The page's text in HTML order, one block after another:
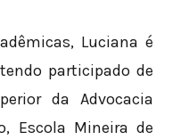
Luciana é
participado de
da Advocacia
Escola Mineira de